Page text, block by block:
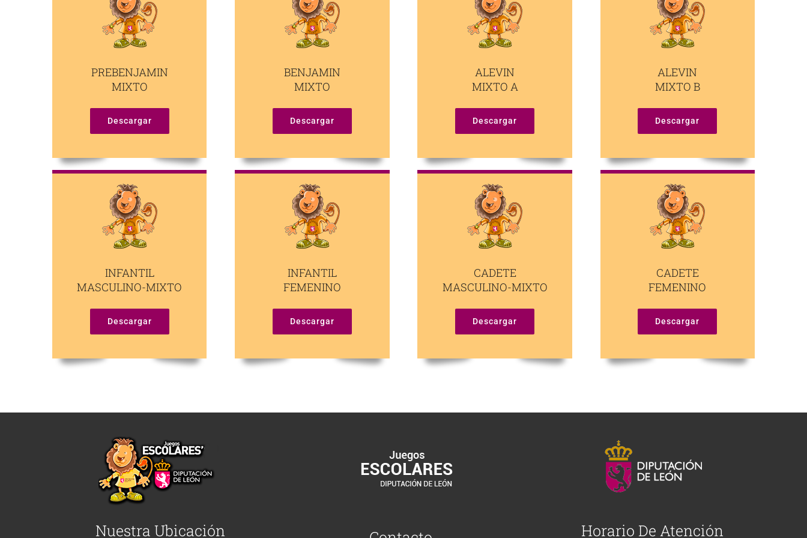
PREBENJAMIN
MIXTO
Descargar
BENJAMIN
MIXTO
Descargar
ALEVIN
MIXTO A
Descargar
ALEVIN
MIXTO B
Descargar
INFANTIL
MASCULINO-MIXTO
Descargar
INFANTIL
FEMENINO
Descargar
CADETE
MASCULINO-MIXTO
Descargar
CADETE
FEMENINO
Descargar
Nuestra Ubicación Horario De Atención